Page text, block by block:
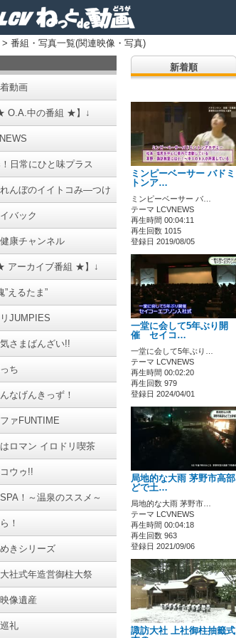
> 番組・写真一覧(関連映像・写真)
動画
O.A.中の番組 ★】↓
日常にひと味プラス
んぼのイイトコみ―つけ
バック
康チャンネル
アーカイブ番組 ★】↓
”えるたま”
JUMPIES
さまばんざい!!
ち
なげんきっず！
ァFUNTIME
ロマン イロドリ喫茶
ウゥ!!
！～温泉のススメ～
！
きシリーズ
社式年造営御柱大祭
像遺産
礼
新着順
ミンピーベーサー バド
トンア…
ミンピーベーサー バ…
テーマ LCVNEWS
再生時間 00:04:11
再生回数 1015
登録日 2019/08/05
一堂に会して5年ぶり開
催 セイコ…
一堂に会して5年ぶり…
テーマ LCVNEWS
再生時間 00:02:20
再生回数 979
登録日 2024/04/01
局地的な大雨 茅野市高
どで土…
局地的な大雨 茅野市…
テーマ LCVNEWS
再生時間 00:04:18
再生回数 963
登録日 2021/09/06
諏訪大社 上社御柱抽籤